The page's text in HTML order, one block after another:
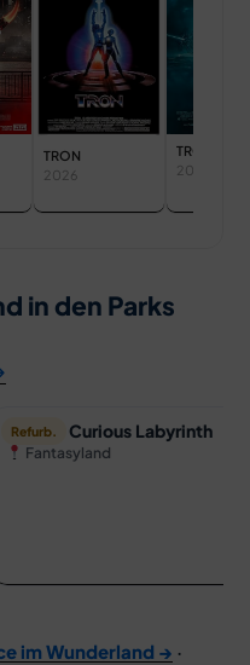
TRON
2026
TRON:
2026
in den Parks
Refurb.
Alice’s Curious Labyrinth
Fantasyland
im Wunderland → ·